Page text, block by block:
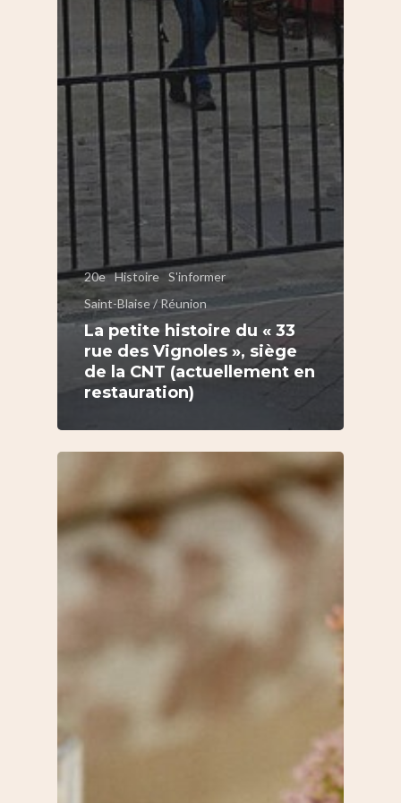
20e Histoire S'informer
Saint-Blaise / Réunion
La petite histoire du « 33
rue des Vignoles », siège
de la CNT (actuellement en
restauration)